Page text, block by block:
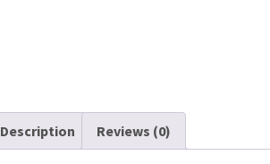
Description Reviews (0)